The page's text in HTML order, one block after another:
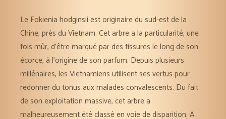
Le Fokienia hodginsii est originaire du sud-est de la
Chine, près du Vietnam. Cet arbre a la particularité, une
foismûr, d’être marqué par desfissures le long de son
écorce, à l’origine de son parfum. Depuis plusieurs
millénaires, les Vietnamiens utilisent ses vertus pour
redonner du tonus aux malades convalescents. Du fait
de son exploitation massive, cet arbre a
malheureusement été classé en voie de disparition. A